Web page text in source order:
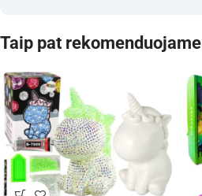
Taip pat rekomenduojame